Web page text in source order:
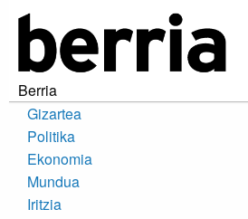
Berria
Gizartea
Politika
Ekonomia
Mundua
Iritzia